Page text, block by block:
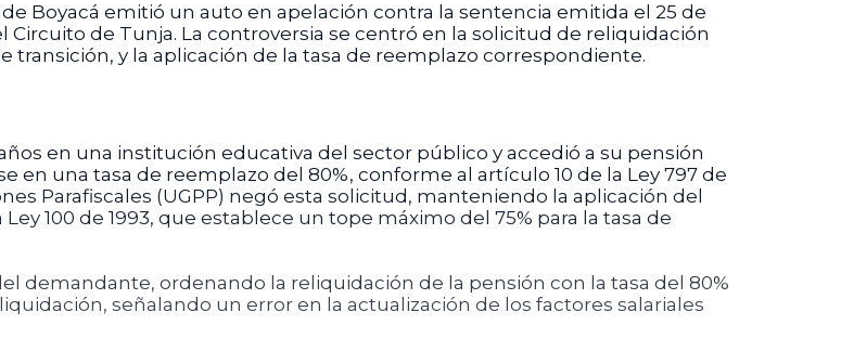
Boyacá emitió un auto en apelación contra la sentencia emitida el 25 de
de Tunja. La controversia se centró en la solicitud de reliquidación
y la aplicación de la tasa de reemplazo correspondiente.
en una institución educativa del sector público y accedió a su pensión
en una tasa de reemplazo del 80%, conforme al artículo 10 de la Ley 797 de
Parafiscales (UGPP) negó esta solicitud, manteniendo la aplicación del
100 de 1993, que establece un tope máximo del 75% para la tasa de
demandante, ordenando la reliquidación de la pensión con la tasa del 80%
señalando un error en la actualización de los factores salariales